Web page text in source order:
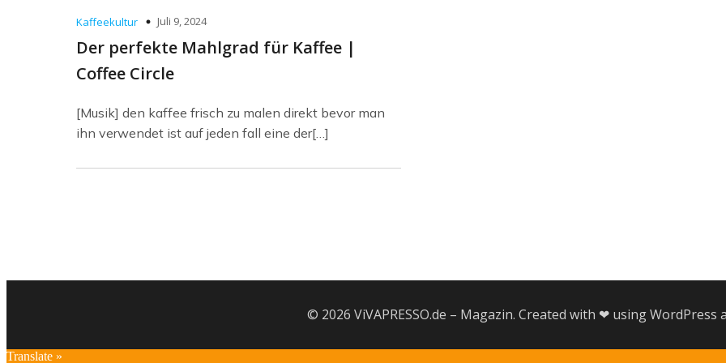
Kaffeekultur Juli 9, 2024
Der perfekte Mahlgrad für Kaffee |
Coffee Circle
[Musik] den kaffee frisch zu malen direkt bevor man
ihn verwendet ist auf jeden fall eine der[…]
© 2026 ViVAPRESSO.de – Magazin. Created with ❤ using WordPress
Translate »